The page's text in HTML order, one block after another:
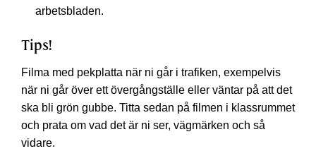
arbetsbladen.
Tips!
Filma med pekplatta när ni går i trafiken, exempelvis
när ni går över ett övergångställe eller väntar på att det
ska bli grön gubbe. Titta sedan på filmen i klassrummet
och prata om vad det är ni ser, vägmärken och så
vidare.